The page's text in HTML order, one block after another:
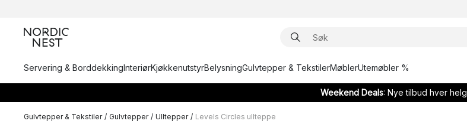
Servering & BorddekkingInteriørKjøkkenutstyrBelysningGulvtepper & TekstilerMøblerUtemøbler %
Weekend Deals: Nye tilbud hver helg
Gulvtepper & Tekstiler / Gulvtepper / Ulltepper / Levels Circles ullteppe